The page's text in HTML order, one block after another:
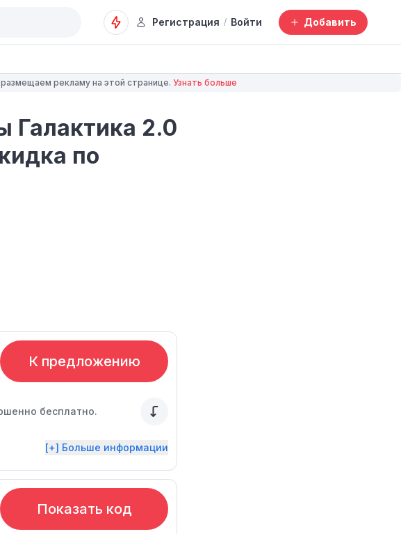
Регистрация / Войти Добавить
рекламу на этой странице. Узнать больше
2.0
по
К предложению
бесплатно.
[+] Больше информации
Показать код